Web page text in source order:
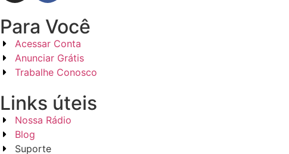
Para Você
Acessar Conta
Anunciar Grátis
Trabalhe Conosco
Links úteis
Nossa Rádio
Blog
Suporte